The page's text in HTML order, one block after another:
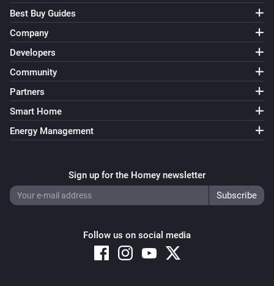
Best Buy Guides
Company
Developers
Community
Partners
Smart Home
Energy Management
Sign up for the Homey newsletter
Follow us on social media